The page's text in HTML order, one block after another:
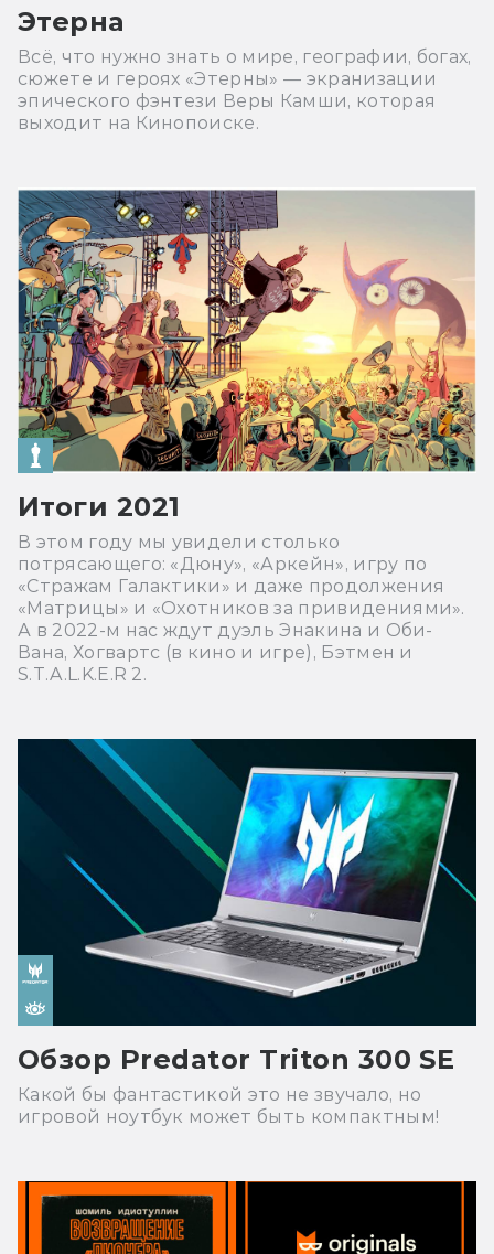
Этерна
Всё, что нужно знать о мире, географии, богах,
сюжете и героях «Этерны» — экранизации
эпического фэнтези Веры Камши, которая
выходит на Кинопоиске.
Итоги 2021
В этом году мы увидели столько
потрясающего: «Дюну», «Аркейн», игру по
«Стражам Галактики» и даже продолжения
«Матрицы» и «Охотников за привидениями».
А в 2022-м нас ждут дуэль Энакина и Оби-
Вана, Хогвартс (в кино и игре), Бэтмен и
S.T.A.L.K.E.R 2.
Обзор Predator Triton 300 SE
Какой бы фантастикой это не звучало, но
игровой ноутбук может быть компактным!